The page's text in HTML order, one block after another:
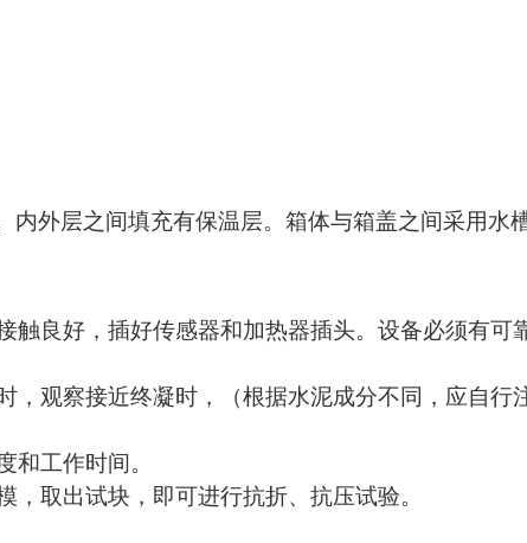
外层之间填充有保温层。箱体与箱盖之间采用水
触良好，插好传感器和加热器插头。设备必须有可
，观察接近终凝时，（根据水泥成分不同，应自行
和工作时间。
取出试块，即可进行抗折、抗压试验。